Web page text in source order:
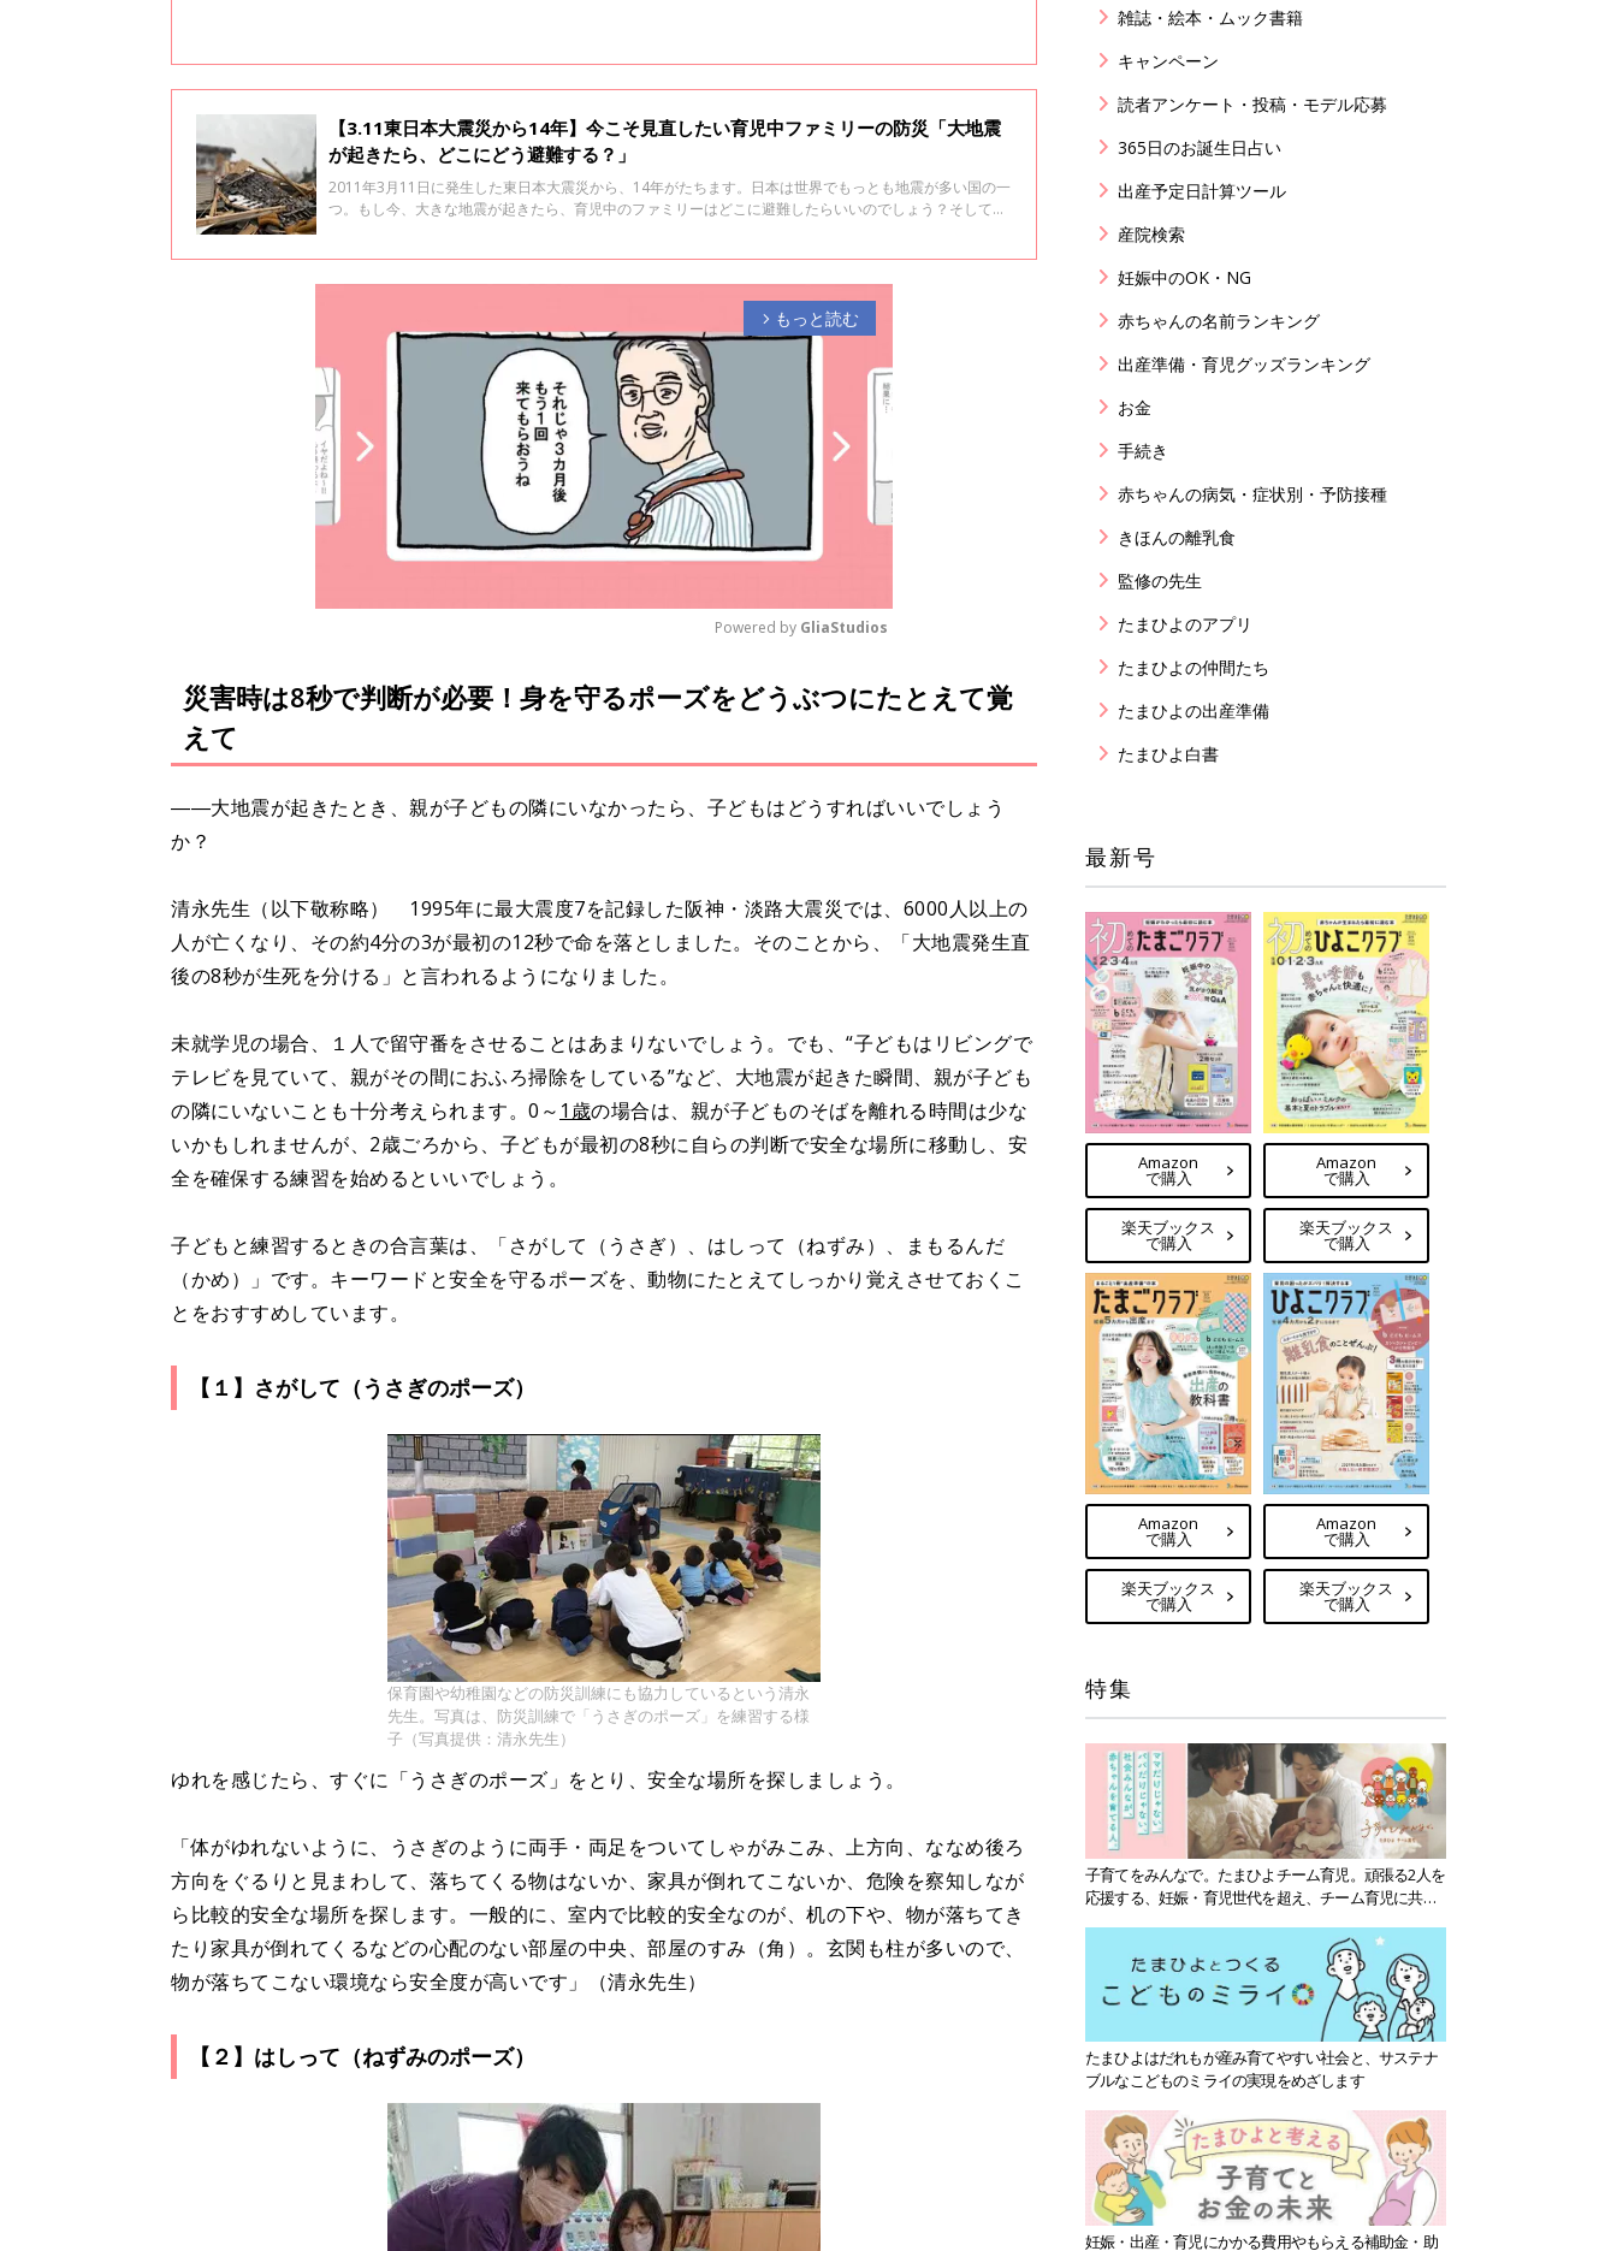
【3.11東日本大震災から14年】今こそ見直したい育児中ファミリーの防災「大地震
が起きたら、どこにどう避難する？」
2011年3月11日に発生した東日本大震災から、14年がたちます。日本は世界でもっとも地震が多い国の一
つ。もし今、大きな地震が起きたら、育児中のファミリーはどこに避難したらいいのでしょう？そして避
arrow_forward_ios もっと読む
M
t
e
Powered by GliaStudios
災害時は8秒で判断が必要！身を守るポーズをどうぶつにたとえて覚
えて
――大地震が起きたとき、親が子どもの隣にいなかったら、子どもはどうすればいいでしょう
か？
清永先生（以下敬称略） 1995年に最大震度7を記録した阪神・淡路大震災では、6000人以上の
人が亡くなり、その約4分の3が最初の12秒で命を落としました。そのことから、「大地震発生直
後の8秒が生死を分ける」と言われるようになりました。
未就学児の場合、１人で留守番をさせることはあまりないでしょう。でも、“子どもはリビングで
テレビを見ていて、親がその間におふろ掃除をしている”など、大地震が起きた瞬間、親が子ども
の隣にいないことも十分考えられます。0～ 1歳の場合は、親が子どものそばを離れる時間は少な
いかもしれませんが、2歳ごろから、子どもが最初の8秒に自らの判断で安全な場所に移動し、安
全を確保する練習を始めるといいでしょう。
子どもと練習するときの合言葉は、「さがして（うさぎ）、はしって（ねずみ）、まもるんだ
（かめ）」です。キーワードと安全を守るポーズを、動物にたとえてしっかり覚えさせておくこ
とをおすすめしています。
【１】さがして（うさぎのポーズ）
保育園や幼稚園などの防災訓練にも協力しているという清永
先生。写真は、防災訓練で「うさぎのポーズ」を練習する様
子（写真提供：清永先生）
ゆれを感じたら、すぐに「うさぎのポーズ」をとり、安全な場所を探しましょう。
「体がゆれないように、うさぎのように両手・両足をついてしゃがみこみ、上方向、ななめ後ろ
方向をぐるりと見まわして、落ちてくる物はないか、家具が倒れてこないか、危険を察知しなが
ら比較的安全な場所を探します。一般的に、室内で比較的安全なのが、机の下や、物が落ちてき
たり家具が倒れてくるなどの心配のない部屋の中央、部屋のすみ（角）。玄関も柱が多いので、
物が落ちてこない環境なら安全度が高いです」（清永先生）
【２】はしって（ねずみのポーズ）
雑誌・絵本・ムック書籍
キャンペーン
読者アンケート・投稿・モデル応募
365日のお誕生日占い
出産予定日計算ツール
産院検索
妊娠中のOK・NG
赤ちゃんの名前ランキング
出産準備・育児グッズランキング
お金
手続き
赤ちゃんの病気・症状別・予防接種
きほんの離乳食
監修の先生
たまひよのアプリ
たまひよの仲間たち
たまひよの出産準備
たまひよ白書
最新号
Amazon
で購入
楽天ブックス
で購入
Amazon
で購入
楽天ブックス
で購入
Amazon
で購入
楽天ブックス
で購入
Amazon
で購入
楽天ブックス
で購入
特集
子育てをみんなで。たまひよチーム育児。頑張る2人を
応援する、妊娠・育児世代を超え、チーム育児に共感
たまひよはだれもが産み育てやすい社会と、サステナ
ブルなこどものミライの実現をめざします
妊娠・出産・育児にかかる費用やもらえる補助金・助